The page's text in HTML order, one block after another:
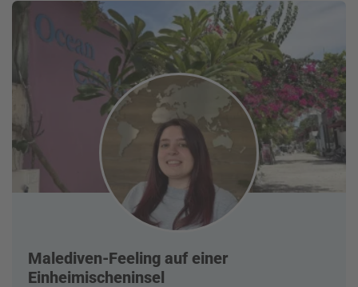
Malediven-Feeling auf einer
Einheimischeninsel